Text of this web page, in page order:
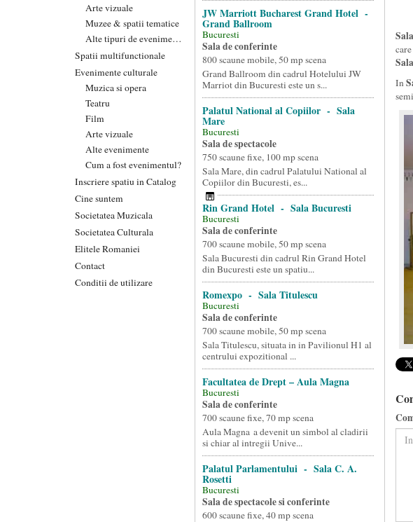
Arte vizuale
Muzee & spatii tematice
Alte tipuri de evenimente
Spatii multifunctionale
Evenimente culturale
Muzica si opera
Teatru
Film
Arte vizuale
Alte evenimente
Cum a fost evenimentul?
Inscriere spatiu in Catalog
Cine suntem
Societatea Muzicala
Societatea Culturala
Elitele Romaniei
Contact
Conditii de utilizare
JW Marriott Bucharest Grand Hotel -
Grand Ballroom
Bucuresti
Sala de conferinte
800 scaune mobile, 50 mp scena
Grand Ballroom din cadrul Hotelului JW
Marriot din Bucuresti este un s...
Palatul National al Copiilor - Sala
Mare
Bucuresti
Sala de spectacole
750 scaune fixe, 100 mp scena
Sala Mare, din cadrul Palatului National al
Copiilor din Bucuresti, es...
Rin Grand Hotel - Sala Bucuresti
Bucuresti
Sala de conferinte
700 scaune mobile, 50 mp scena
Sala Bucuresti din cadrul Rin Grand Hotel
din Bucuresti este un spatiu...
Romexpo - Sala Titulescu
Bucuresti
Sala de conferinte
700 scaune mobile, 50 mp scena
Sala Titulescu, situata in in Pavilionul H1 al
centrului expozitional ...
Facultatea de Drept – Aula Magna
Bucuresti
Sala de conferinte
700 scaune fixe, 70 mp scena
Aula Magna a devenit un simbol al cladirii
si chiar al intregii Unive...
Palatul Parlamentului - Sala C. A.
Rosetti
Bucuresti
Sala de spectacole si conferinte
600 scaune fixe, 40 mp scena
In